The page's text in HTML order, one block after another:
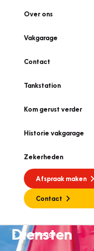
Over ons
Vakgarage
Contact
Tankstation
Kom gerust verder
Historie vakgarage
Zekerheden
Afspraak maken
Contact
Homepage
Diensten